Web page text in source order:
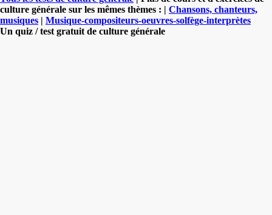
culture générale sur les mêmes thèmes : | Chansons, chanteurs,
musiques | Musique-compositeurs-oeuvres-solfège-interprètes
Un quiz / test gratuit de culture générale